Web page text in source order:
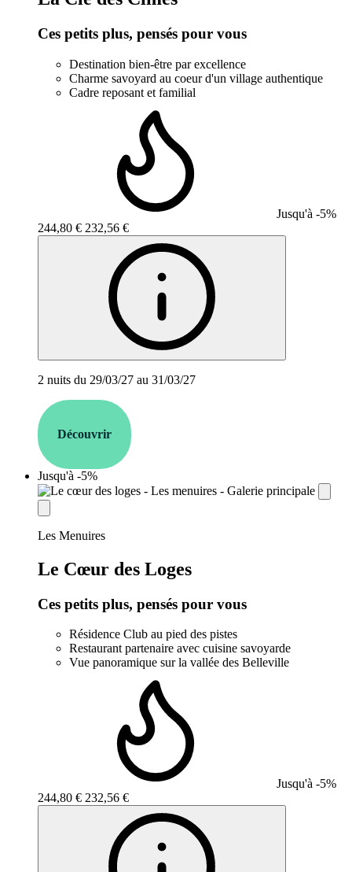
Ces petits plus, pensés pour vous
Destination bien-être par excellence
Charme savoyard au coeur d'un village authentique
Cadre reposant et familial
Jusqu'à -5%
244,80 € 232,56 €
2 nuits du 29/03/27 au 31/03/27
Découvrir
Jusqu'à -5%
establishment.station_label:
Les Menuires
Le Cœur des Loges
Ces petits plus, pensés pour vous
Résidence Club au pied des pistes
Restaurant partenaire avec cuisine savoyarde
Vue panoramique sur la vallée des Belleville
Jusqu'à -5%
244,80 € 232,56 €